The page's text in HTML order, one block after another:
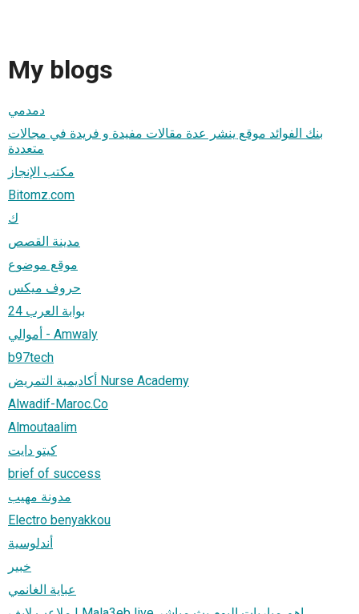
My blogs
دمدمي
بنك الفوائد موقع ينشر عدة مقالات مفيدة و فريدة في مجالات
متعددة
مكتب الإنجاز
Bitomz.com
ك
مدينة القصص
موقع موضوع
حروف ميكس
بوابة العرب 24
أموالي - Amwaly
b97tech
أكاديمية التمريض Nurse Academy
Alwadif-Maroc.Co
Almoutaalim
كيتو دايت
brief of success
مدونة مهيب
Electro benyakkou
أندلوسية
خبیر
عباية الغانمي